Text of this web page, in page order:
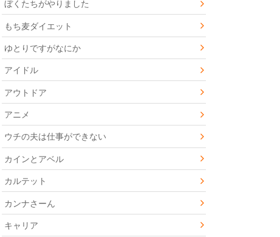
ぼくたちがやりました
もち麦ダイエット
ゆとりですがなにか
アイドル
アウトドア
アニメ
ウチの夫は仕事ができない
カインとアベル
カルテット
カンナさーん
キャリア